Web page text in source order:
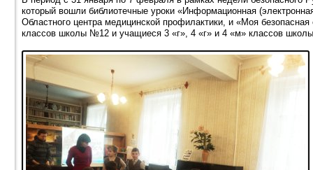
который вошли библиотечные уроки «Информационная
Областного центра медицинской профилактики, и «Моя
классов школы №12 и учащиеся 3 «г», 4 «г» и 4 «м» классов